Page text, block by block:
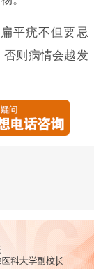
平疣不但要忌
否则病情会越发